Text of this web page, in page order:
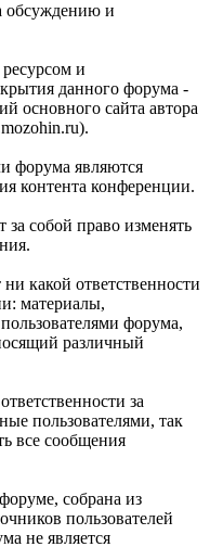
обсуждению и
и
данного форума -
основного сайта автора
форума являются
контента конференции.
собой право изменять
какой ответственности
материалы,
форума,
различный
за
пользователями, так
все сообщения
собрана из
пользователей
не является